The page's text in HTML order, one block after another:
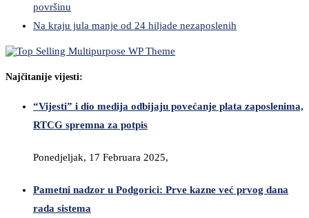
površinu
Na kraju jula manje od 24 hiljade nezaposlenih
Najčitanije vijesti:
“Vijesti” i dio medija odbijaju povećanje plata zaposlenima,
RTCG spremna za potpis
Ponedjeljak, 17 Februara 2025,
Pametni nadzor u Podgorici: Prve kazne već prvog dana
rada sistema